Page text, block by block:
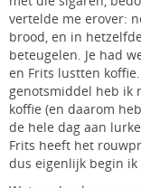
vertelde me erover:
brood, en in
beteugelen. Je had
en Frits lustten
genotsmiddel heb ik
koffie (en daarom
de hele dag aan
Frits heeft het
dus eigenlijk begin